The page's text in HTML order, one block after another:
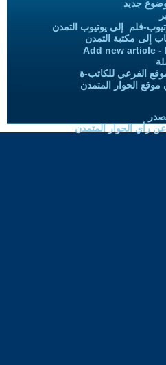
جديد
فلم إلى يوتيوب التمدن
إلى مكتبة التمدن
Add new article -
الفرعي للكاتب-ة
الحوار المتمدن
رأي الحوار المتمدن